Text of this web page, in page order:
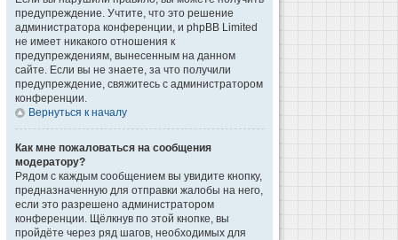
предупреждение. Учтите, что это решение
администратора конференции, и phpBB Limited
не имеет никакого отношения к
предупреждениям, вынесенным на данном
сайте. Если вы не знаете, за что получили
предупреждение, свяжитесь с администратором
конференции.
Вернуться к началу
Как мне пожаловаться на сообщения
модератору?
Рядом с каждым сообщением вы увидите кнопку,
предназначенную для отправки жалобы на него,
если это разрешено администратором
конференции. Щёлкнув по этой кнопке, вы
пройдёте через ряд шагов, необходимых для